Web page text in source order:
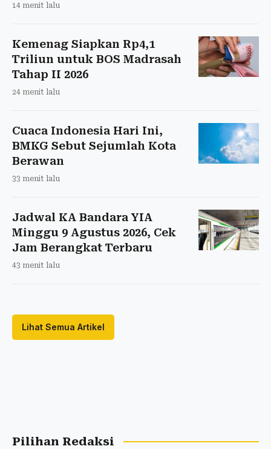
14 menit lalu
Kemenag Siapkan Rp4,1
Triliun untuk BOS Madrasah
Tahap II 2026
24 menit lalu
Cuaca Indonesia Hari Ini,
BMKG Sebut Sejumlah Kota
Berawan
33 menit lalu
Jadwal KA Bandara YIA
Minggu 9 Agustus 2026, Cek
Jam Berangkat Terbaru
43 menit lalu
Lihat Semua Artikel
Pilihan Redaksi